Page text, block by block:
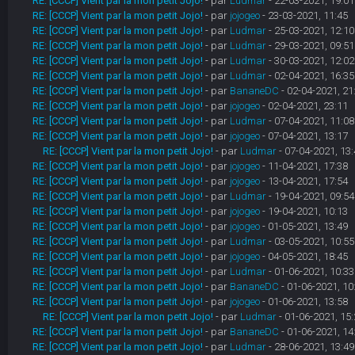
RE: [CCCP] Vient par la mon petit Jojo! - par jojogeo- 23-03-2021, 11:45
RE: [CCCP] Vient par la mon petit Jojo! - par Ludmar- 25-03-2021, 12:10
RE: [CCCP] Vient par la mon petit Jojo! - par Ludmar- 29-03-2021, 09:51
RE: [CCCP] Vient par la mon petit Jojo! - par Ludmar- 30-03-2021, 12:02
RE: [CCCP] Vient par la mon petit Jojo! - par Ludmar- 02-04-2021, 16:35
RE: [CCCP] Vient par la mon petit Jojo! - par BananeDC - 02-04-2021,
RE: [CCCP] Vient par la mon petit Jojo! - par jojogeo- 02-04-2021, 23:11
RE: [CCCP] Vient par la mon petit Jojo! - par Ludmar- 07-04-2021, 11:08
RE: [CCCP] Vient par la mon petit Jojo! - par jojogeo- 07-04-2021, 13:17
RE: [CCCP] Vient par la mon petit Jojo! - par Ludmar- 07-04-2021,
RE: [CCCP] Vient par la mon petit Jojo! - par jojogeo- 11-04-2021, 17:38
RE: [CCCP] Vient par la mon petit Jojo! - par jojogeo- 13-04-2021, 17:54
RE: [CCCP] Vient par la mon petit Jojo! - par Ludmar- 19-04-2021, 09:54
RE: [CCCP] Vient par la mon petit Jojo! - par jojogeo- 19-04-2021, 10:13
RE: [CCCP] Vient par la mon petit Jojo! - par jojogeo- 01-05-2021, 13:49
RE: [CCCP] Vient par la mon petit Jojo! - par Ludmar- 03-05-2021, 10:55
RE: [CCCP] Vient par la mon petit Jojo! - par jojogeo- 04-05-2021, 18:45
RE: [CCCP] Vient par la mon petit Jojo! - par Ludmar- 01-06-2021, 10:33
RE: [CCCP] Vient par la mon petit Jojo! - par BananeDC - 01-06-2021,
RE: [CCCP] Vient par la mon petit Jojo! - par jojogeo- 01-06-2021, 13:58
RE: [CCCP] Vient par la mon petit Jojo! - par Ludmar- 01-06-2021,
RE: [CCCP] Vient par la mon petit Jojo! - par BananeDC - 01-06-2021,
RE: [CCCP] Vient par la mon petit Jojo! - par Ludmar- 28-06-2021, 13:49